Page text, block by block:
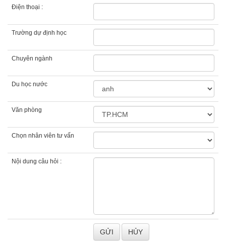
Điện thoại :
Trường dự định học
Chuyên ngành
Du học nước
Văn phòng
Chọn nhân viên tư vấn
Nội dung câu hỏi :